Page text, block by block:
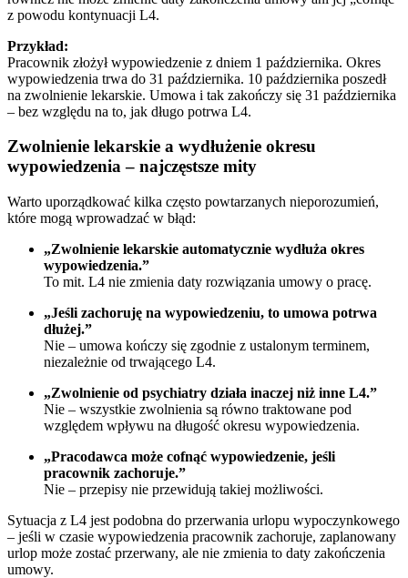
z powodu kontynuacji L4.
Przykład:
Pracownik złożył wypowiedzenie z dniem 1 października. Okres
wypowiedzenia trwa do 31 października. 10 października poszedł
na zwolnienie lekarskie. Umowa i tak zakończy się 31 października
– bez względu na to, jak długo potrwa L4.
Zwolnienie lekarskie a wydłużenie okresu
wypowiedzenia – najczęstsze mity
Warto uporządkować kilka często powtarzanych nieporozumień,
które mogą wprowadzać w błąd:
„Zwolnienie lekarskie automatycznie wydłuża okres
wypowiedzenia.”
To mit. L4 nie zmienia daty rozwiązania umowy o pracę.
„Jeśli zachoruję na wypowiedzeniu, to umowa potrwa
dłużej.”
Nie – umowa kończy się zgodnie z ustalonym terminem,
niezależnie od trwającego L4.
„Zwolnienie od psychiatry działa inaczej niż inne L4.”
Nie – wszystkie zwolnienia są równo traktowane pod
względem wpływu na długość okresu wypowiedzenia.
„Pracodawca może cofnąć wypowiedzenie, jeśli
pracownik zachoruje.”
Nie – przepisy nie przewidują takiej możliwości.
Sytuacja z L4 jest podobna do przerwania urlopu wypoczynkowego
– jeśli w czasie wypowiedzenia pracownik zachoruje, zaplanowany
urlop może zostać przerwany, ale nie zmienia to daty zakończenia
umowy.